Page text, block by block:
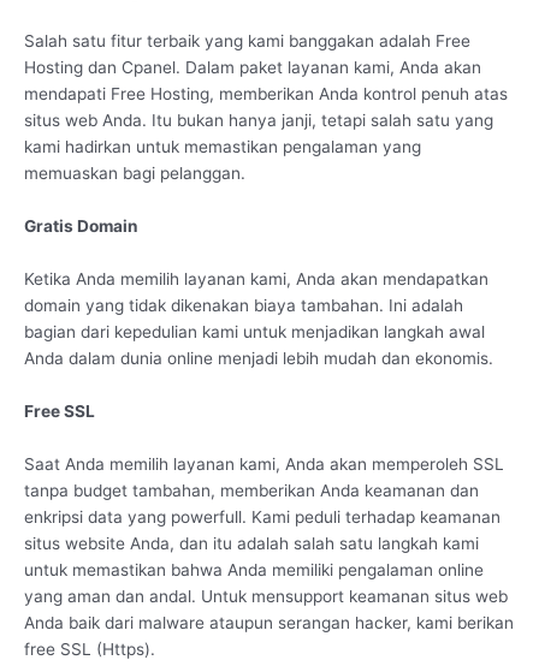
Salah satu fitur terbaik yang kami banggakan adalah Free
Hosting dan Cpanel. Dalam paket layanan kami, Anda akan
mendapati Free Hosting, memberikan Anda kontrol penuh atas
situs web Anda. Itu bukan hanya janji, tetapi salah satu yang
kami hadirkan untuk memastikan pengalaman yang
memuaskan bagi pelanggan.
Gratis Domain
Ketika Anda memilih layanan kami, Anda akan mendapatkan
domain yang tidak dikenakan biaya tambahan. Ini adalah
bagian dari kepedulian kami untuk menjadikan langkah awal
Anda dalam dunia online menjadi lebih mudah dan ekonomis.
Free SSL
Saat Anda memilih layanan kami, Anda akan memperoleh SSL
tanpa budget tambahan, memberikan Anda keamanan dan
enkripsi data yang powerfull. Kami peduli terhadap keamanan
situs website Anda, dan itu adalah salah satu langkah kami
untuk memastikan bahwa Anda memiliki pengalaman online
yang aman dan andal. Untuk mensupport keamanan situs web
Anda baik dari malware ataupun serangan hacker, kami berikan
free SSL (Https).